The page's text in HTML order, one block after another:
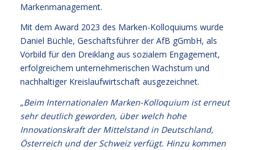
Markenmanagement.
Mit dem Award 2023 des Marken-Kolloquiums wurde
Daniel Büchle, Geschäftsführer der AfB gGmbH, als
Vorbild für den Dreiklang aus sozialem Engagement,
erfolgreichem unternehmerischen Wachstum und
nachhaltiger Kreislaufwirtschaft ausgezeichnet.
„Beim Internationalen Marken-Kolloquium ist erneut
sehr deutlich geworden, über welch hohe
Innovationskraft der Mittelstand in Deutschland,
Österreich und der Schweiz verfügt. Hinzu kommen